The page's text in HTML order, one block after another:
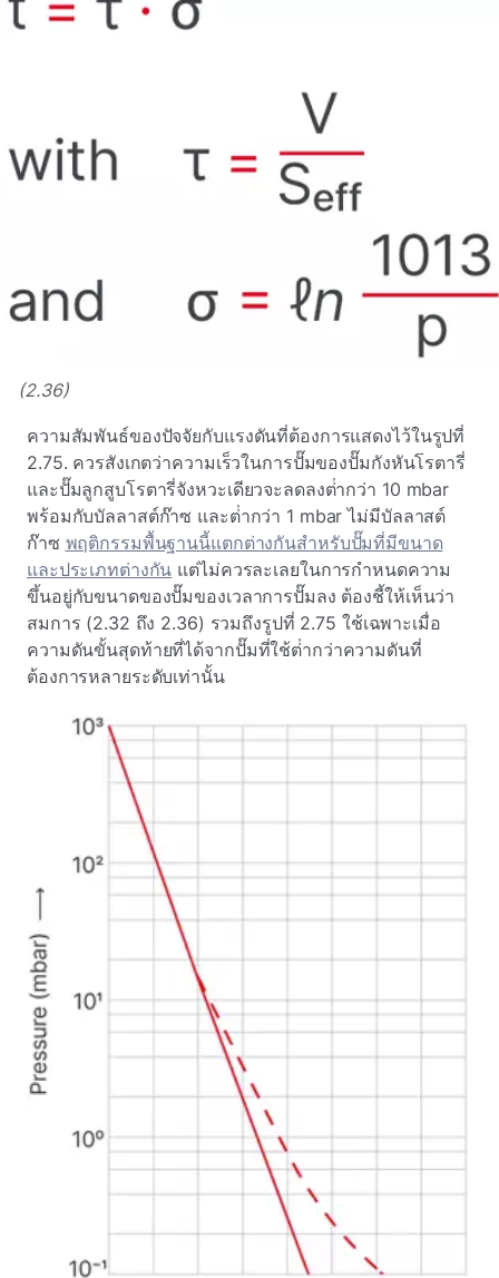
(2.36)
ความสัมพันธ์ของปัจจัยกับแรงดันที่ต้องการแสดงไว้ในรูปที่
2.75. ควรสังเกตว่าความเร็วในการปั๊มของปั๊มกังหันโรตารี่
และปั๊มลูกสูบโรตารี่จังหวะเดียวจะลดลงต่ํากว่า 10 mbar
พร้อมกับบัลลาสต์ก๊าซ และต่ํากว่า 1 mbar ไม่มีบัลลาสต์
ก๊าซ พฤติกรรมพื้นฐานนี้แตกต่างกันสําหรับปั๊มที่มีขนาด
และประเภทต่างกัน แต่ไม่ควรละเลยในการกําหนดความ
ขึ้นอยู่กับขนาดของปั๊มของเวลาการปั๊มลง ต้องชี้ให้เห็นว่า
สมการ (2.32 ถึง 2.36) รวมถึงรูปที่ 2.75 ใช้เฉพาะเมื่อ
ความดันขั้นสุดท้ายที่ได้จากปั๊มที่ใช้ต่ํากว่าความดันที่
ต้องการหลายระดับเท่านั้น